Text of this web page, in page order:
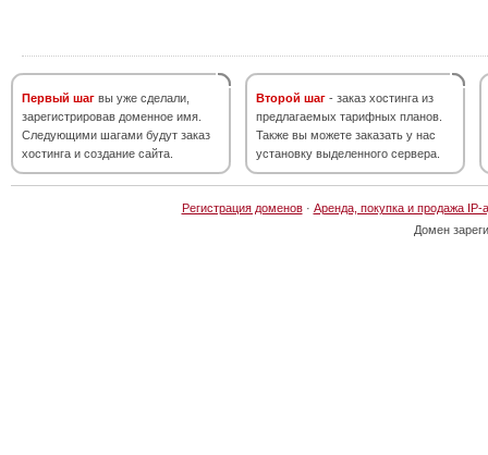
Первый шаг вы уже сделали,
зарегистрировав доменное имя.
Следующими шагами будут заказ
хостинга и создание сайта.
Второй шаг - заказ хостинга из
предлагаемых тарифных планов.
Также вы можете заказать у нас
установку выделенного сервера.
Регистрация доменов· Аренда, покупка и продажа IP-
Домен